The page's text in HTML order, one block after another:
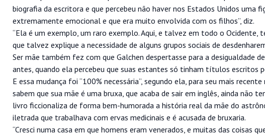
biografia da escritora e que percebeu não haver nos Estados Unidos
extremamente emocional e que era muito envolvida com os filhos”, diz.
“Ela é um exemplo, um raro exemplo. Aqui, e talvez em todo o Ocidente,
que talvez explique a necessidade de alguns grupos sociais de
Ser mãe também fez com que Galchen despertasse para a desigualdade
antes, quando ela percebeu que suas estantes só tinham títulos escritos
E essa mudança foi “100% necessária”, segundo ela, para seu mais
sabem que sua mãe é uma bruxa, que acaba de sair em inglês, ainda não
livro ficcionaliza de forma bem-humorada a história real da mãe do
iletrada que trabalhava com ervas medicinais e é acusada de bruxaria.
“Cresci numa casa em que homens eram venerados, e muitas das coisas